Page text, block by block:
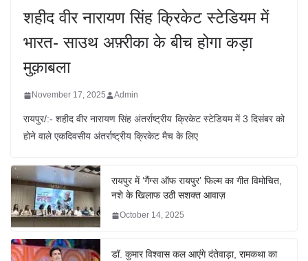
शहीद वीर नारायण सिंह क्रिकेट स्टेडियम में
भारत- साउथ अफ़्रीका के बीच होगा कड़ा
मुक़ाबला
November 17, 2025 Admin
रायपुर/:- शहीद वीर नारायण सिंह अंतर्राष्ट्रीय क्रिकेट स्टेडियम में 3 दिसंबर को
होने वाले एकदिवसीय अंतर्राष्ट्रीय क्रिकेट मैच के लिए
रायपुर में ‘गैंग्स ऑफ रायपुर’ फिल्म का गीत विमोचित,
नशे के खिलाफ उठी सशक्त आवाज़
October 14, 2025
डॉ. कुमार विश्वास कल आएंगे दंतेवाड़ा, रामकथा का